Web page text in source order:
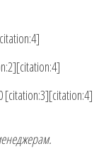
[citation:3][citation:4]